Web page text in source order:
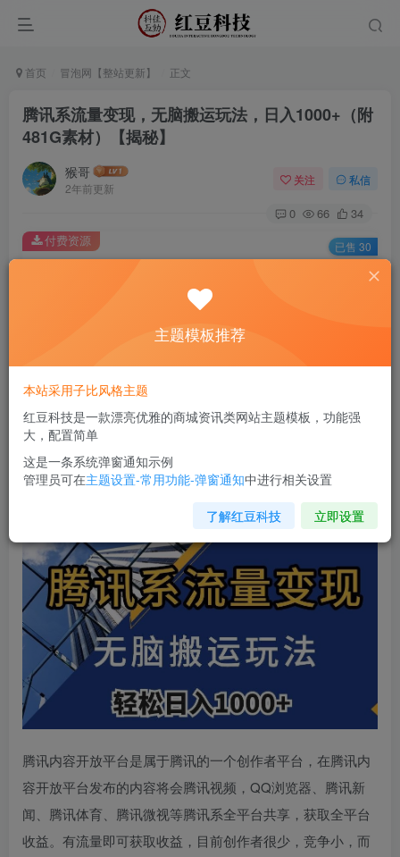
首页 冒泡网【整站更新】 正文
腾讯系流量变现，无脑搬运玩法，日入1000+（附
481G素材）【揭秘】
猴哥
2年前更新
关注 私信
0 66 34
此内容为付费资源，请付费后查看
￥9.9
您当前未登录！建议登陆后购买，可保存购买订单
付费资源 已售 30
腾讯系流量变现，无脑搬运玩法，日入1000+（附481G素
腾讯内容开放平台是属于腾讯的一个创作者平台，在腾讯内
容开放平台发布的内容将会腾讯视频，QQ浏览器、腾讯新
闻、腾讯体育、腾讯微视等腾讯系全平台共享，获取全平台
收益。有流量即可获取收益，目前创作者很少，竞争小，而
主题模板推荐
本站采用子比风格主题
红豆科技是一款漂亮优雅的商城资讯类网站主题模板，功能强
大，配置简单
这是一条系统弹窗通知示例
管理员可在主题设置-常用功能-弹窗通知中进行相关设置
了解红豆科技 立即设置